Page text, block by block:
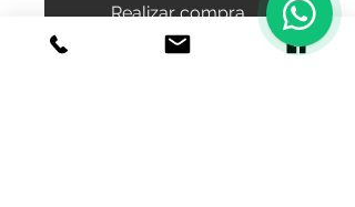
Realizar compra